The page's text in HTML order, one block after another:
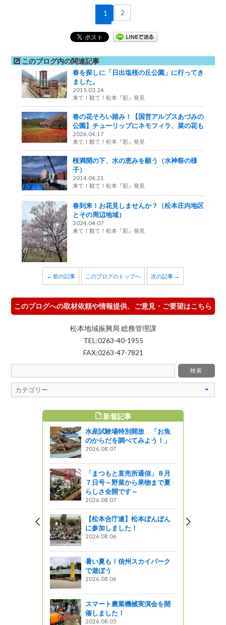
1 2
このブログ内の関連記事
春を探しに「日出塩桜の丘公園」に行ってき
ました。
2015.03.24
来て！観て！松本『彩』発見
春の花そろい踏み！【国営アルプスあづみの
公園】チューリップにネモフィラ、菜の花も
2026.04.17
来て！観て！松本『彩』発見
桜満開の下、水の恵みを願う（水神祭の様
子）
2014.04.21
来て！観て！松本『彩』発見
春到来！お花見しませんか？（松本庄内地区
とその周辺地域）
2024.04.07
来て！観て！松本『彩』発見
← 前の記事 このブログのトップへ 次の記事 →
このブログへの取材依頼や情報提供、ご意見・ご要望はこちら
松本地域振興局 総務管理課
TEL:0263-40-1955
FAX:0263-47-7821
新着記事
水産試験場特別開放 「お魚
のからだを調べてみよう！」
2026.08.07
「まつもと直売所通信」８月
７日号～野菜から果物まで夏
らしさ全開です～
2026.08.07
【松本合庁連】松本ぼんぼん
に参加しました！
2026.08.06
暑い夏も！信州スカイパーク
で遊ぼう
2026.08.06
スマート農業機械実演会を開
催しました！
2026.08.05